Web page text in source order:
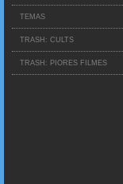
TEMAS
TRASH: CULTS
TRASH: PIORES FILMES